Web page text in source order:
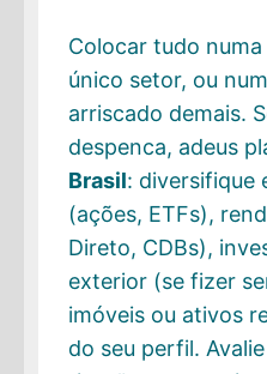
Colocar tudo
único setor, ou
arriscado demais.
despenca, adeus
Brasil: diversifique
(ações, ETFs),
Direto, CDBs),
exterior (se fizer
imóveis ou ativos
do seu perfil.